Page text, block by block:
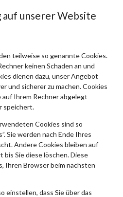
auf unserer Website
teilweise so genannte Cookies.
keinen Schaden an und
dienen dazu, unser Angebot
und sicherer zu machen. Cookies
Ihrem Rechner abgelegt
speichert.
Cookies sind so
Sie werden nach Ende Ihres
Andere Cookies bleiben auf
Sie diese löschen. Diese
Ihren Browser beim nächsten
einstellen, dass Sie über das